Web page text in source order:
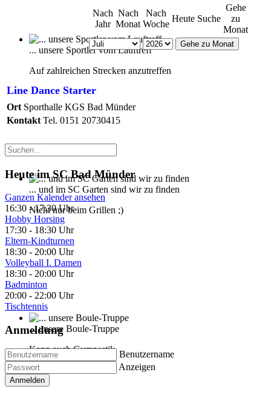
... unsere Sportler vom Lauftreff
Auf zahlreichen Strecken anzutreffen
... und im SC Garten sind wir zu finden
Nicht nur beim Grillen ;)
... unsere Boule-Truppe
Kann auch Gymnastik
Nach
Jahr
Nach
Monat
Nach
Woche
Heute Suche
Gehe
zu
Monat
Gehe zu Monat
Line Dance Starter
Ort Sporthalle KGS Bad Münder
Kontakt Tel. 0151 20730415
Heute im SC Bad Münder
Ganzen Kalender ansehen
16:30 -17:30 Uhr
Hobby Horsing
17:30 - 18:30 Uhr
Eltern-Kindturnen
18:30 - 20:00 Uhr
Volleyball I. Damen
18:30 - 20:00 Uhr
Badminton
20:00 - 22:00 Uhr
Tischtennis
Anmeldung
Benutzername
Anzeigen
Anmelden